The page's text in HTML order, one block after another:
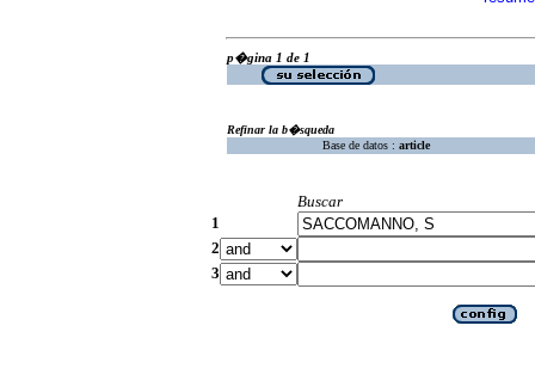
p�gina 1 de 1
Refinar la b�squeda
Base de datos : article
Buscar
1
2
3